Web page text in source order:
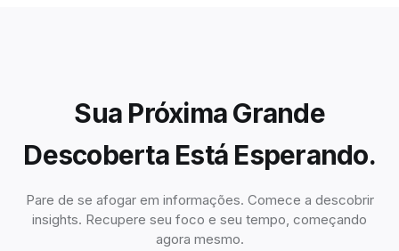
Sua Próxima Grande
Descoberta Está Esperando.
Pare de se afogar em informações. Comece a descobrir
insights. Recupere seu foco e seu tempo, começando
agora mesmo.